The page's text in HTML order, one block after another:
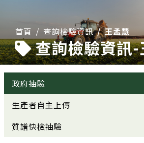
首頁 查詢檢驗資訊 王孟慧
查詢檢驗資訊-
政府抽驗
生產者自主上傳
質譜快檢抽驗